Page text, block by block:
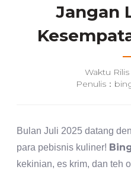
Jangan
Waktu
Penulis：
Bulan Juli 2025 datang
para pebisnis kuliner!
kekinian, es krim, dan teh